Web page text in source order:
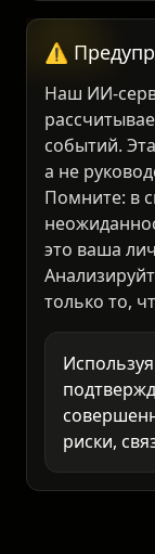
Наш ИИ-
событий.
а не
Помните: в
это ваша
только то,
риски,